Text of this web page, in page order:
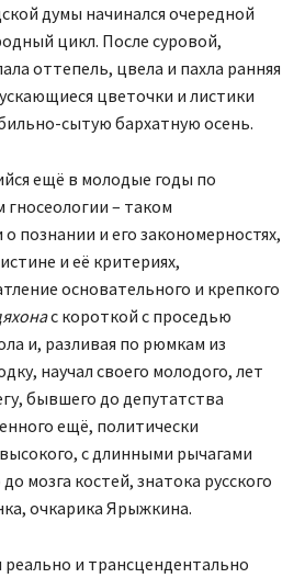
думы начинался очередной
цикл. После суровой,
оттепель, цвела и пахла ранняя
цветочки и листики
сытую бархатную осень.
ещё в молодые годы по
– таком
познании и его закономерностях,
и её критериях,
основательного и крепкого
с короткой с проседью
и, разливая по рюмкам из
научал своего молодого, лет
бывшего до депутатства
ещё, политически
с длинными рычагами
мозга костей, знатока русского
очкарика Ярыжкина.
и трансцендентально